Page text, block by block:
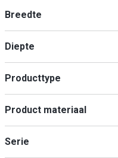
Breedte
Diepte
Min
Producttype
Suikerdoseerder(7
Product materiaal
Roestvrij staal 18/8
Serie